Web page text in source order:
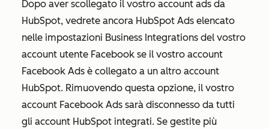
Dopo aver scollegato il vostro account ads da
HubSpot, vedrete ancora HubSpot Ads elencato
nelle impostazioni Business Integrations del vostro
account utente Facebook se il vostro account
Facebook Ads è collegato a un altro account
HubSpot. Rimuovendo questa opzione, il vostro
account Facebook Ads sarà disconnesso da tutti
gli account HubSpot integrati. Se gestite più